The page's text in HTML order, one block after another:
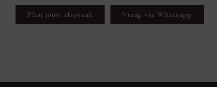
Plan jouw afspraak Vraag via Whatsapp